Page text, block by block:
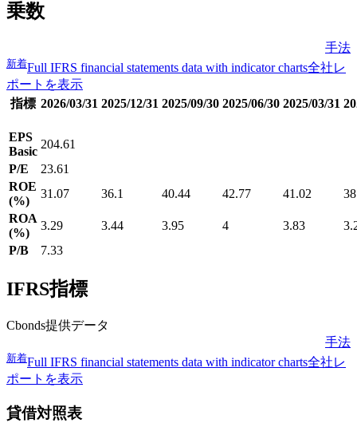
乗数
手法
新着Full IFRS financial statements data with indicator charts全社レ
ポートを表示
指標 2026/03/31 2025/12/31 2025/09/30 2025/06/30 2025/03/31
EPS
Basic
204.61
P/E
23.61
ROE
(%)
31.07 36.1 40.44 42.77 41.02
ROA
(%)
3.29 3.44 3.95 4 3.83
P/B
7.33
IFRS指標
Cbonds提供データ
手法
新着Full IFRS financial statements data with indicator charts全社レ
ポートを表示
貸借対照表